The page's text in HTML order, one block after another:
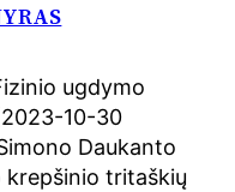
ugdymo
10-30
Daukanto
krepšinio tritaškių